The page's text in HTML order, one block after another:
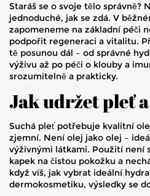
Staráš se o svoje tělo správně?
jednoduché, jak se zdá. V
zapomeneme na základní péči
podpořit regeneraci a vitalitu.
tě posunou dál – od správné
výživu až po péči o klouby a
srozumitelně a prakticky.
Jak udržet pleť
Suchá pleť potřebuje kvalitní
zjemní. Není olej jako olej –
výživnými látkami. Použití není
kapek na čistou pokožku a
když víš, jak vybrat ideální
dermokosmetiku, výsledky se